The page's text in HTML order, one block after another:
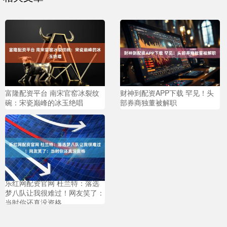
富隆配资平台 南宋官窑冰裂纹
碗：宋瓷巅峰的冰玉绝唱
财神到配资APP下载 罕见！头
部券商独董被解职
乐红网配资官网 杜兰特：落选
梦八队让我很难过！网友笑了：
当时你还真没资格